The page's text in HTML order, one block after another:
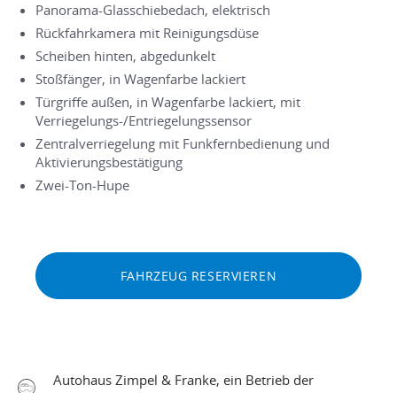
Panorama-Glasschiebedach, elektrisch
Rückfahrkamera mit Reinigungsdüse
Scheiben hinten, abgedunkelt
Stoßfänger, in Wagenfarbe lackiert
Türgriffe außen, in Wagenfarbe lackiert, mit
Verriegelungs-/Entriegelungssensor
Zentralverriegelung mit Funkfernbedienung und
Aktivierungsbestätigung
Zwei-Ton-Hupe
FAHRZEUG RESERVIEREN
Autohaus Zimpel & Franke, ein Betrieb der